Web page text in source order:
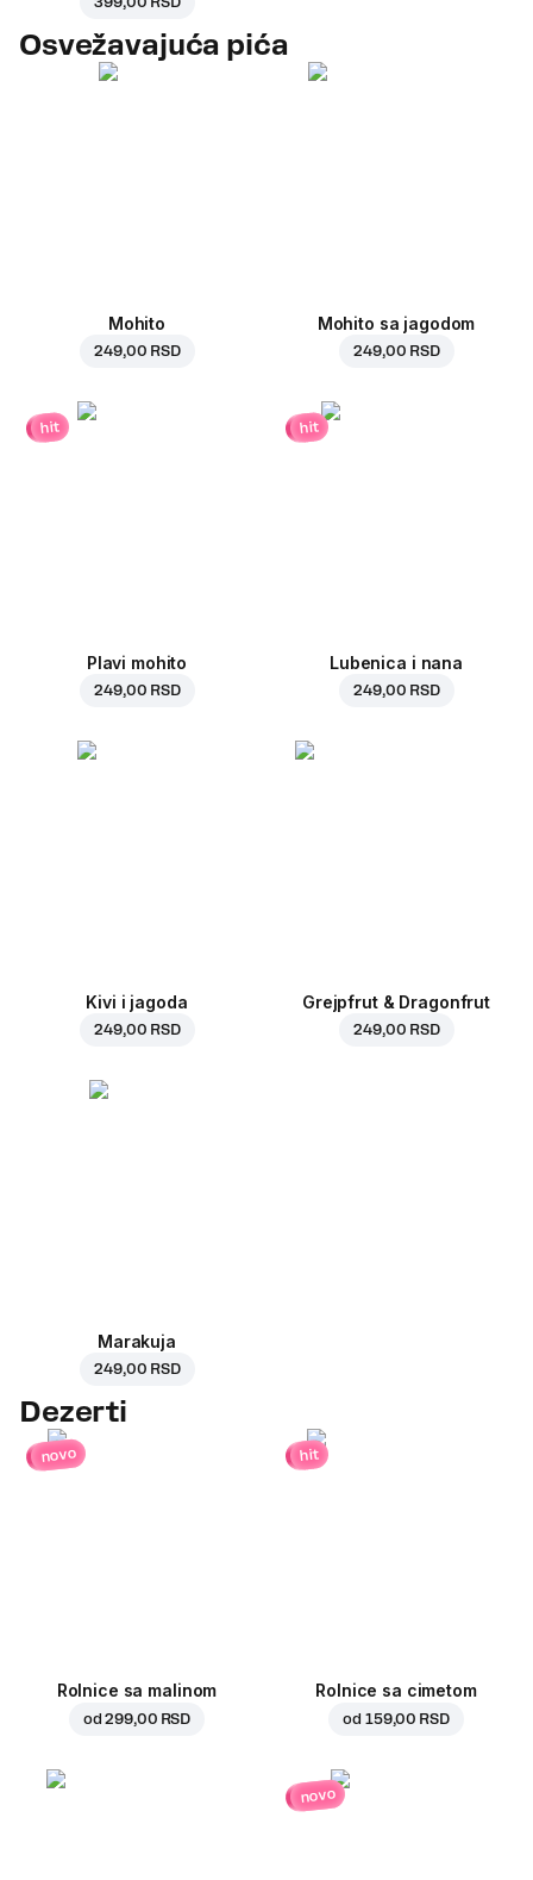
Osvežavajuća pića
Mohito
249,00 RSD
Mohito sa jagodom
249,00 RSD
hit
Plavi mohito
249,00 RSD
hit
Lubenica i nana
249,00 RSD
Kivi i jagoda
249,00 RSD
Grejpfrut & Dragonfrut
249,00 RSD
Marakuja
249,00 RSD
Dezerti
novo
Rolnice sa malinom
od299,00 RSD
hit
Rolnice sa cimetom
od 159,00 RSD
novo